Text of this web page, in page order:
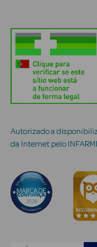
Ver Tudo
Cosmética
Rosto
Creme de
Autorizado a
da Internet pelo